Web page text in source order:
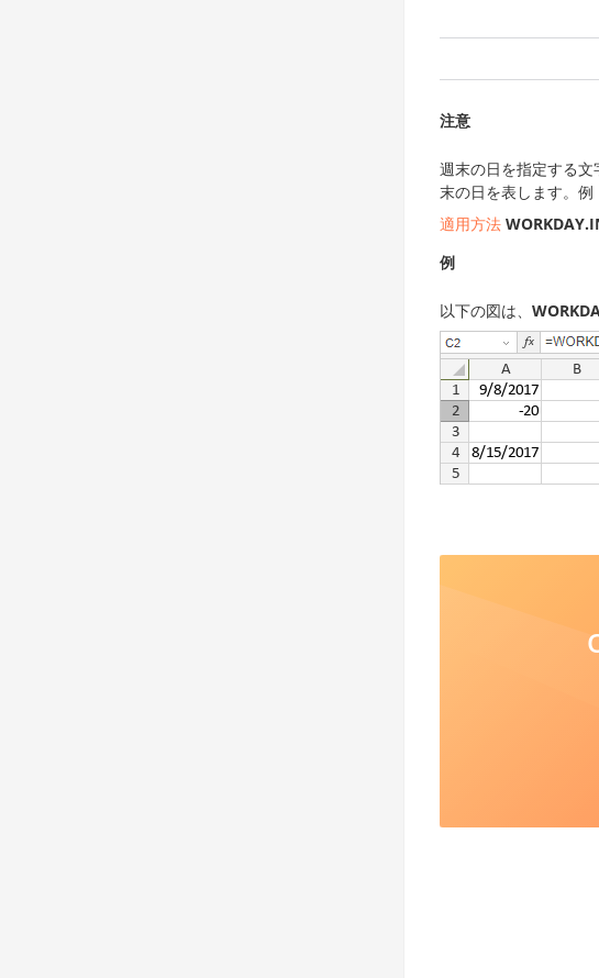
注意
週末の日を指定する
末の日を表します。例
適用方法
例
以下の図は、